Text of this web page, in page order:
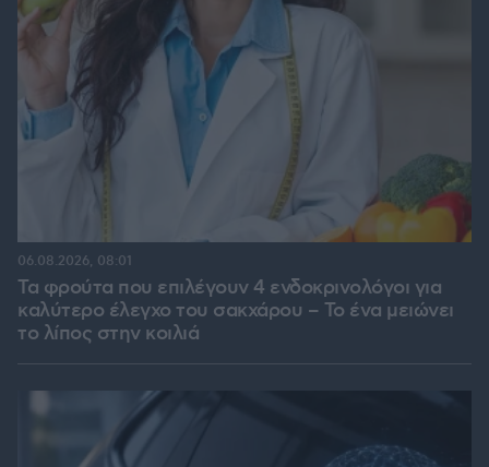
Τα φρούτα που επιλέγουν 4 ενδοκρινολόγοι για
καλύτερο έλεγχο του σακχάρου – Το ένα μειώνει
το λίπος στην κοιλιά
06.08.2026, 08:01